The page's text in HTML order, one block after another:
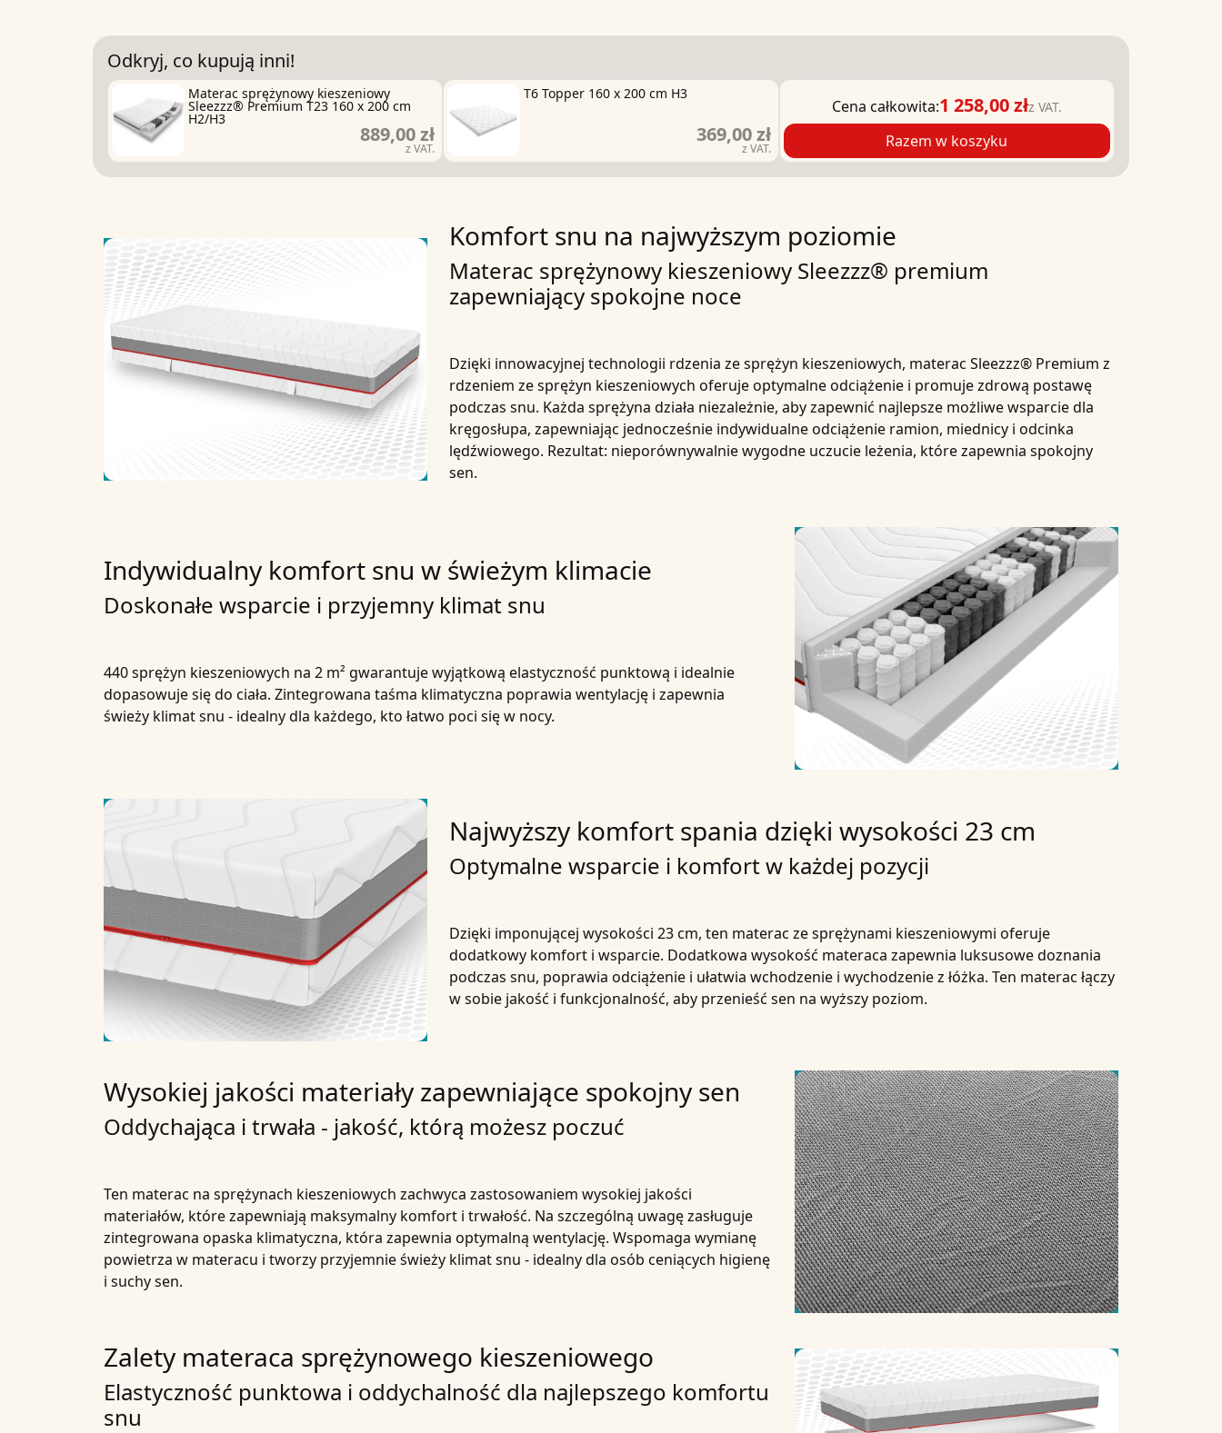
Odkryj, co kupują inni!
Materac sprężynowy kieszeniowy
Sleezzz® Premium T23 160 x 200 cm
H2/H3
889,00 zł
z VAT.
T6 Topper 160 x 200 cm H3
369,00 zł
z VAT.
Cena całkowita:1 258,00 złz VAT.
Razem w koszyku
Komfort snu na najwyższym poziomie
Materac sprężynowy kieszeniowy Sleezzz® premium
zapewniający spokojne noce
Dzięki innowacyjnej technologii rdzenia ze sprężyn kieszeniowych, materac Sleezzz® Premium z
rdzeniem ze sprężyn kieszeniowych oferuje optymalne odciążenie i promuje zdrową postawę
podczas snu. Każda sprężyna działa niezależnie, aby zapewnić najlepsze możliwe wsparcie dla
kręgosłupa, zapewniając jednocześnie indywidualne odciążenie ramion, miednicy i odcinka
lędźwiowego. Rezultat: nieporównywalnie wygodne uczucie leżenia, które zapewnia spokojny
sen.
Indywidualny komfort snu w świeżym klimacie
Doskonałe wsparcie i przyjemny klimat snu
440 sprężyn kieszeniowych na 2 m² gwarantuje wyjątkową elastyczność punktową i idealnie
dopasowuje się do ciała. Zintegrowana taśma klimatyczna poprawia wentylację i zapewnia
świeży klimat snu - idealny dla każdego, kto łatwo poci się w nocy.
Najwyższy komfort spania dzięki wysokości 23 cm
Optymalne wsparcie i komfort w każdej pozycji
Dzięki imponującej wysokości 23 cm, ten materac ze sprężynami kieszeniowymi oferuje
dodatkowy komfort i wsparcie. Dodatkowa wysokość materaca zapewnia luksusowe doznania
podczas snu, poprawia odciążenie i ułatwia wchodzenie i wychodzenie z łóżka. Ten materac łączy
w sobie jakość i funkcjonalność, aby przenieść sen na wyższy poziom.
Wysokiej jakości materiały zapewniające spokojny sen
Oddychająca i trwała - jakość, którą możesz poczuć
Ten materac na sprężynach kieszeniowych zachwyca zastosowaniem wysokiej jakości
materiałów, które zapewniają maksymalny komfort i trwałość. Na szczególną uwagę zasługuje
zintegrowana opaska klimatyczna, która zapewnia optymalną wentylację. Wspomaga wymianę
powietrza w materacu i tworzy przyjemnie świeży klimat snu - idealny dla osób ceniących higienę
i suchy sen.
Zalety materaca sprężynowego kieszeniowego
Elastyczność punktowa i oddychalność dla najlepszego komfortu
snu